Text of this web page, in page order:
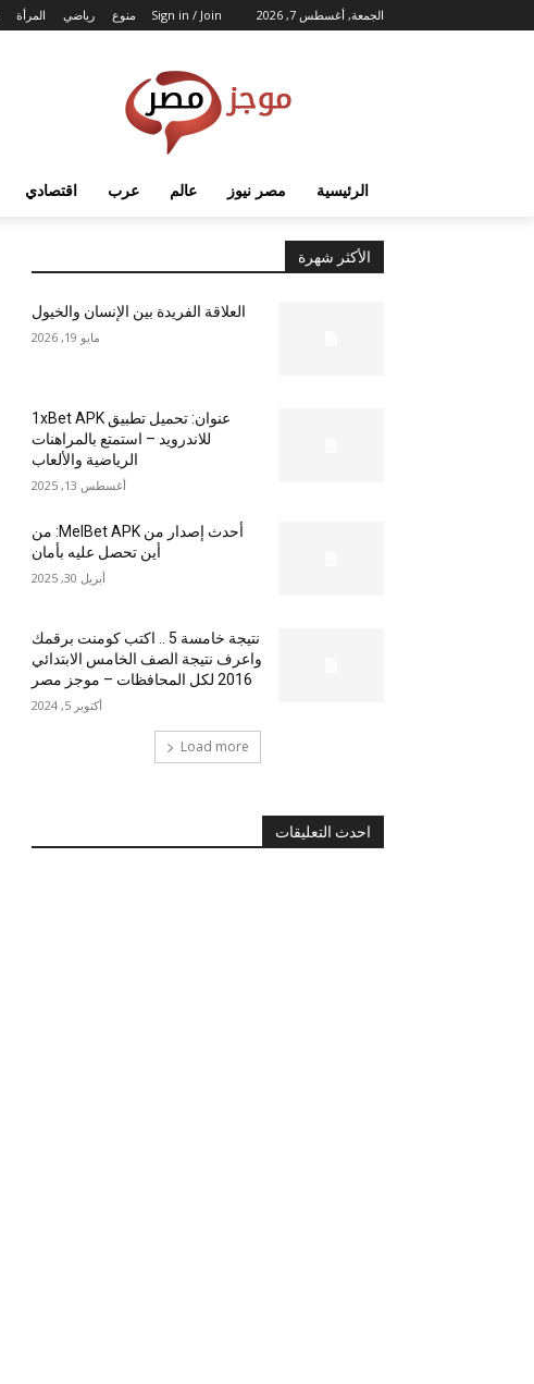
الجمعة, أغسطس 7, 2026 Sign in / Join المرأة رياضي منوع
الرئيسية مصر نيوز عالم عرب اقتصادي
الأكثر شهرة
العلاقة الفريدة بين الإنسان والخيول
مايو 19, 2026
عنوان: تحميل تطبيق 1xBet APK
للاندرويد – استمتع بالمراهنات
الرياضية والألعاب
أغسطس 13, 2025
أحدث إصدار من MelBet APK: من
أين تحصل عليه بأمان
أبريل 30, 2025
نتيجة خامسة 5 .. اكتب كومنت برقمك
واعرف نتيجة الصف الخامس الابتدائي
2016 لكل المحافظات – موجز مصر
أكتوبر 5, 2024
Load more
احدث التعليقات